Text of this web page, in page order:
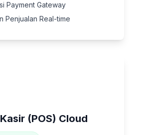
Payment Gateway
Penjualan Real-time
(POS) Cloud